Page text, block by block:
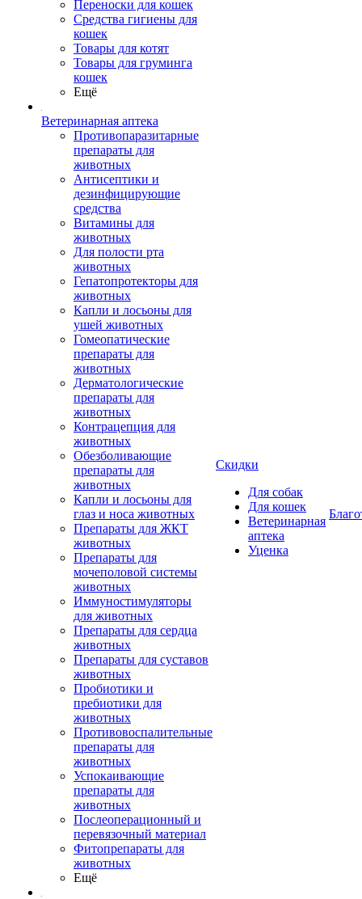
Переноски для кошек
Средства гигиены для
кошек
Товары для котят
Товары для груминга
кошек
Ещё
Ветеринарная аптека
Противопаразитарные
препараты для
животных
Антисептики и
дезинфицирующие
средства
Витамины для
животных
Для полости рта
животных
Гепатопротекторы для
животных
Капли и лосьоны для
ушей животных
Гомеопатические
препараты для
животных
Дерматологические
препараты для
животных
Контрацепция для
животных
Обезболивающие
препараты для
животных
Капли и лосьоны для
глаз и носа животных
Препараты для ЖКТ
животных
Препараты для
мочеполовой системы
животных
Иммуностимуляторы
для животных
Препараты для сердца
животных
Препараты для суставов
животных
Пробиотики и
пребиотики для
животных
Противовоспалительные
препараты для
животных
Успокаивающие
препараты для
животных
Послеоперационный и
перевязочный материал
Фитопрепараты для
животных
Ещё
Скидки
Для собак
Для кошек
Ветеринарная
аптека
Уценка